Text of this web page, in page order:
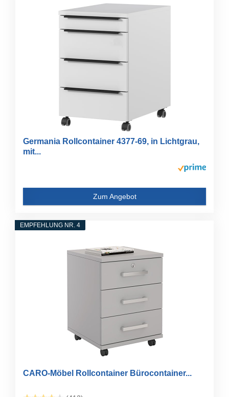
Germania Rollcontainer 4377-69, in Lichtgrau,
mit...
Zum Angebot
EMPFEHLUNG NR. 4
CARO-Möbel Rollcontainer Bürocontainer...